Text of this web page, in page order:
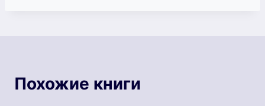
Похожие книги